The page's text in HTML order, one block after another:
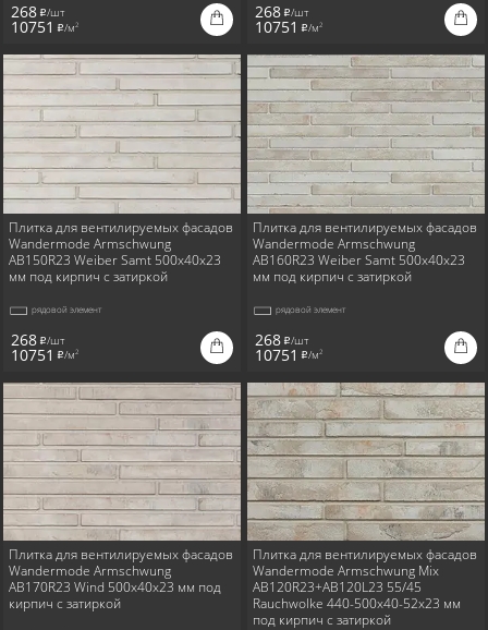
268 i/шт
10751 i/м2
268 i/шт
10751 i/м2
Плитка для вентилируемых фасадов
Wandermode Armschwung
AB150R23 Weiber Samt 500x40x23
мм под кирпич с затиркой
рядовой элемент
268 i/шт
10751 i/м2
Плитка для вентилируемых фасадов
Wandermode Armschwung
AB160R23 Weiber Samt 500x40x23
мм под кирпич с затиркой
рядовой элемент
268 i/шт
10751 i/м2
Плитка для вентилируемых фасадов
Wandermode Armschwung
AB170R23 Wind 500x40x23 мм под
кирпич с затиркой
Плитка для вентилируемых фасадов
Wandermode Armschwung Mix
AB120R23+AB120L23 55/45
Rauchwolke 440-500x40-52x23 мм
под кирпич с затиркой